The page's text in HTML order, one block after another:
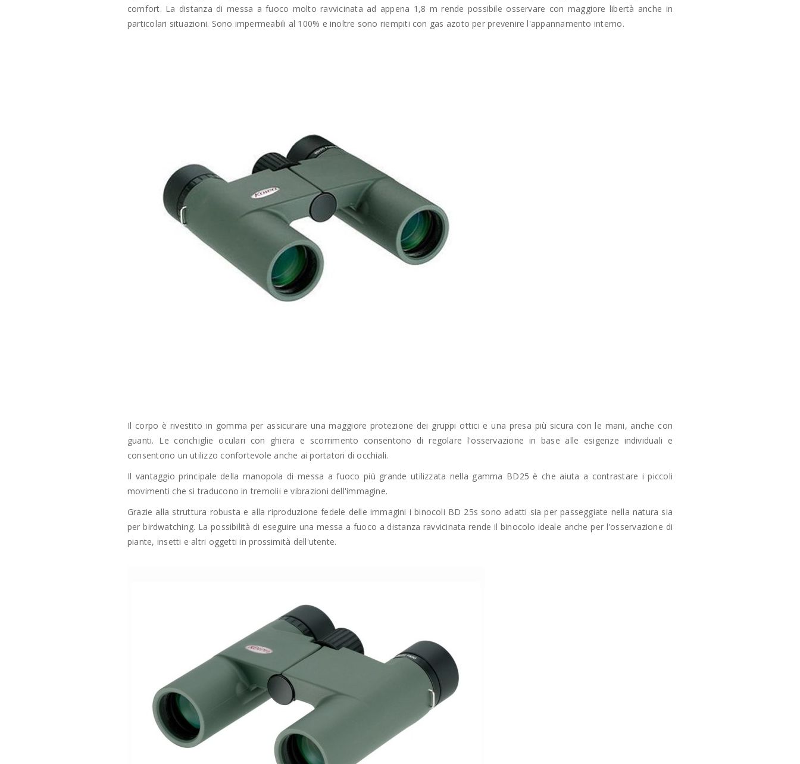
comfort. La distanza di messa a fuoco molto ravvicinata ad appena 1,8 m rende possibile osservare con maggiore libertà anche in
particolari situazioni. Sono impermeabili al 100% e inoltre sono riempiti con gas azoto per prevenire l'appannamento interno.
Il corpo è rivestito in gomma per assicurare una maggiore protezione dei gruppi ottici e una presa più sicura con le mani, anche con
guanti. Le conchiglie oculari con ghiera e scorrimento consentono di regolare l'osservazione in base alle esigenze individuali e
consentono un utilizzo confortevole anche ai portatori di occhiali.
Il vantaggio principale della manopola di messa a fuoco più grande utilizzata nella gamma BD25 è che aiuta a contrastare i piccoli
movimenti che si traducono in tremolii e vibrazioni dell'immagine.
Grazie alla struttura robusta e alla riproduzione fedele delle immagini i binocoli BD 25s sono adatti sia per passeggiate nella natura sia
per birdwatching. La possibilità di eseguire una messa a fuoco a distanza ravvicinata rende il binocolo ideale anche per l'osservazione di
piante, insetti e altri oggetti in prossimità dell'utente.